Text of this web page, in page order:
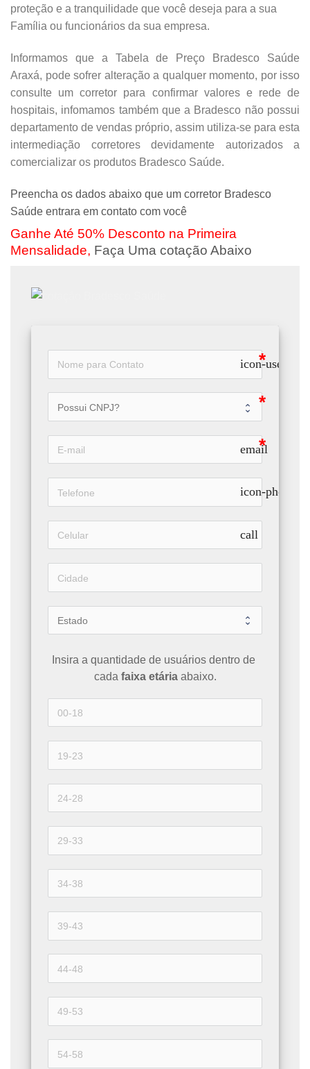
proteção e a tranquilidade que você deseja para a sua
Família ou funcionários da sua empresa.
Informamos que a Tabela de Preço Bradesco Saúde
Araxá, pode sofrer alteração a qualquer momento, por isso
consulte um corretor para confirmar valores e rede de
hospitais, infomamos também que a Bradesco não possui
departamento de vendas próprio, assim utiliza-se para esta
intermediação corretores devidamente autorizados a
comercializar os produtos Bradesco Saúde.
Preencha os dados abaixo que um corretor Bradesco
Saúde entrara em contato com você
Ganhe Até 50% Desconto na Primeira
Mensalidade, Faça Uma cotação Abaixo
icon-user
email
icon-phone
call
Insira a quantidade de usuários dentro de
cada faixa etária abaixo.